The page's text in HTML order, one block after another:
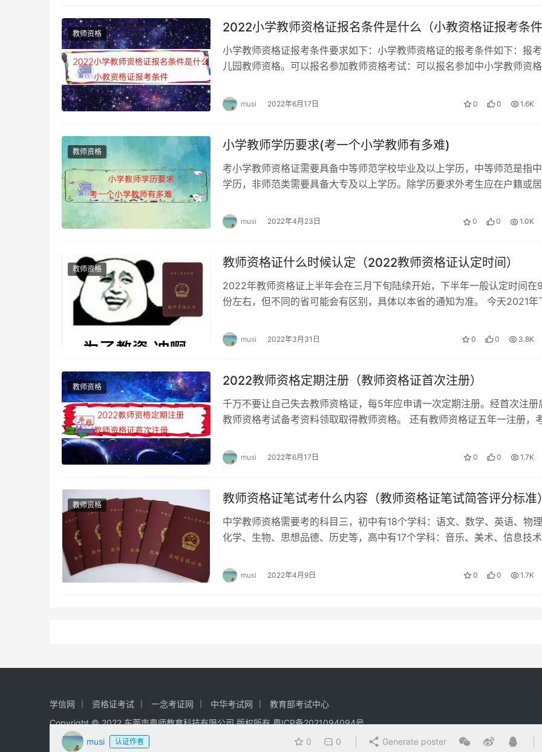
musi 认证作者 0 0 Generate poster
教师资格 2022小学教师资格证报名条件是什么（小教资格证报考条件
小学教师资格证报考条件要求如下：小学教师资格证的报考条件如下：报
儿园教师资格。可以报名参加教师资格考试：可以报名参加中小学教师资格
musi 2022年6月17日 0 0 1.6K
教师资格 小学教师学历要求(考一个小学教师有多难)
考小学教师资格证需要具备中等师范学校毕业及以上学历，中等师范是指
学历，非师范类需要具备大专及以上学历。除学历要求外考生应在户籍或居
musi 2022年4月23日 0 0 1.0K
教师资格 教师资格证什么时候认定（2022教师资格证认定时间）
2022年教师资格证上半年会在三月下旬陆续开始，下半年一般认定时间在
份左右，但不同的省可能会有区别，具体以本省的通知为准。 今天2021年
musi 2022年3月31日 0 0 3.8K
教师资格 2022教师资格定期注册（教师资格证首次注册）
千万不要让自己失去教师资格证，每5年应申请一次定期注册。经首次注册
教师资格考试备考资料领取取得教师资格。 还有教师资格证五年一注册，
musi 2022年6月17日 0 0 1.7K
教师资格 教师资格证笔试考什么内容（教师资格证笔试简答评分标准）
中学教师资格需要考的科目三，初中有18个学科：语文、数学、英语、物理
化学、生物、思想品德、历史等，高中有17个学科：音乐、美术、信息技术
musi 2022年4月9日 0 0 1.7K
学信网 资格证考试 一念考证网 中华考试网
教育部考试中心
Copyright © 2022 东莞市粤师教育科技有限公司 版权所有粤ICP备2021094094号